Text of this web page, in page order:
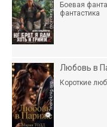
Боевая
фантастика
Любовь в
Короткие